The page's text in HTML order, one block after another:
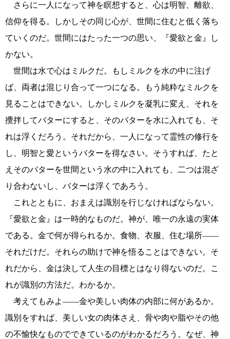
さらに一人になって神を瞑想すると、心は明智、離欲、
信仰を得る。しかしその同じ心が、世間に住むと低く落ち
ていくのだ。世間にはたった一つの思い、『愛欲と金』し
かない。
世間は水で心はミルクだ。もしミルクを水の中に注げ
ば、両者は混じり合って一つになる。もう純粋なミルクを
見ることはできない。しかしミルクを凝乳に変え、それを
攪拌してバターにすると、そのバターを水に入れても、そ
れは浮くだろう。それだから、一人になって霊性の修行を
し、明智と愛というバターを得なさい。そうすれば、たと
えそのバターを世間という水の中に入れても、二つは混ざ
り合わないし、バターは浮くであろう。
これとともに、おまえは識別を行じなければならない。
『愛欲と金』は一時的なものだ。神が、唯一の永遠の実体
である。金で何が得られるか。食物、衣服、住む場所――
それだけだ。それらの助けで神を悟ることはできない。そ
れだから、金は決して人生の目標とはなり得ないのだ。こ
れが識別の方法だ。わかるか。
考えてもみよ――金や美しい肉体の内部に何があるか。
識別をすれば、美しい女の肉体さえ、骨や肉や脂やその他
の不愉快なものでできているのがわかるだろう。なぜ、神